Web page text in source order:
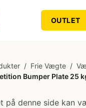
OUTLET
/ Frie Vægte /
Bumper Plate 25
på denne side kan